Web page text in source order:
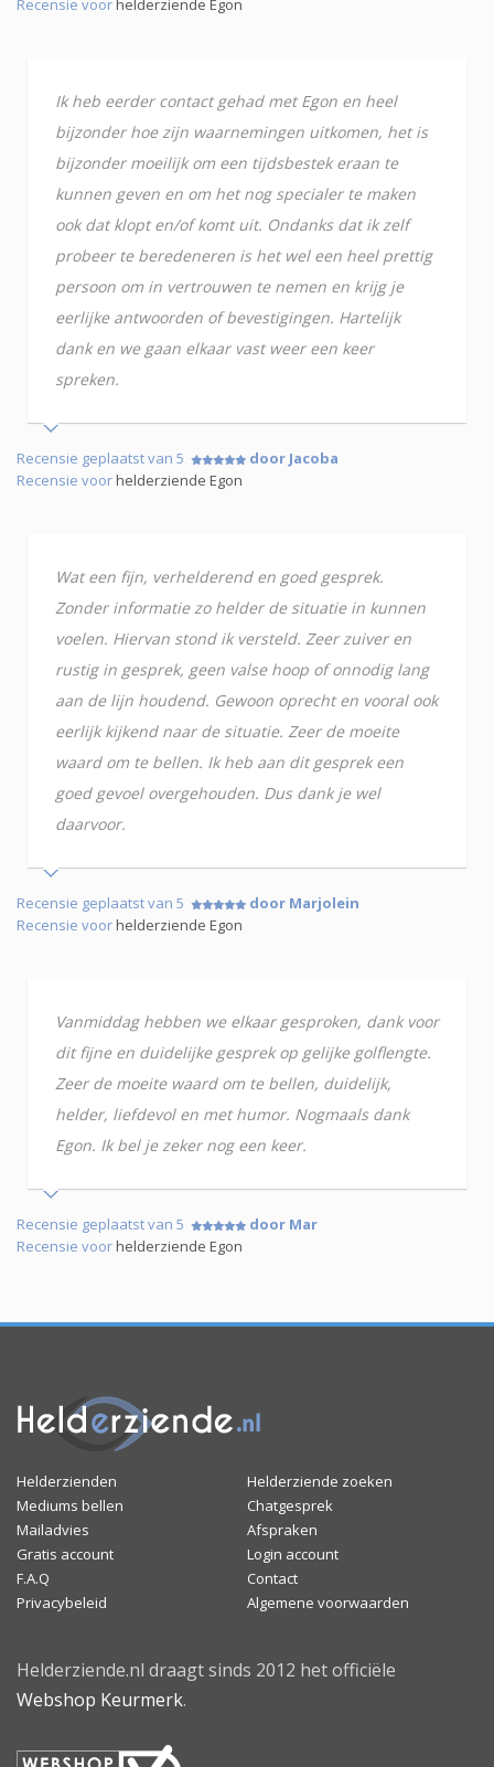
Recensie voorhelderziende Egon
Ik heb eerder contact gehad met Egon en heel
bijzonder hoe zijn waarnemingen uitkomen, het is
bijzonder moeilijk om een tijdsbestek eraan te
kunnen geven en om het nog specialer te maken
ook dat klopt en/of komt uit. Ondanks dat ik zelf
probeer te beredeneren is het wel een heel prettig
persoon om in vertrouwen te nemen en krijg je
eerlijke antwoorden of bevestigingen. Hartelijk
dank en we gaan elkaar vast weer een keer
spreken.
Recensie geplaatst van 5
door Jacoba
Recensie voorhelderziende Egon
Wat een fijn, verhelderend en goed gesprek.
Zonder informatie zo helder de situatie in kunnen
voelen. Hiervan stond ik versteld. Zeer zuiver en
rustig in gesprek, geen valse hoop of onnodig lang
aan de lijn houdend. Gewoon oprecht en vooral ook
eerlijk kijkend naar de situatie. Zeer de moeite
waard om te bellen. Ik heb aan dit gesprek een
goed gevoel overgehouden. Dus dank je wel
daarvoor.
Recensie geplaatst van 5
door Marjolein
Recensie voorhelderziende Egon
Vanmiddag hebben we elkaar gesproken, dank voor
dit fijne en duidelijke gesprek op gelijke golflengte.
Zeer de moeite waard om te bellen, duidelijk,
helder, liefdevol en met humor. Nogmaals dank
Egon. Ik bel je zeker nog een keer.
Recensie geplaatst van 5
door Mar
Recensie voorhelderziende Egon
Helderzienden
Helderziende zoeken
Mediums bellen
Chatgesprek
Mailadvies
Afspraken
Gratis account
Login account
F.A.Q
Contact
Privacybeleid
Algemene voorwaarden
Helderziende.nl draagt sinds 2012 het officiële
Webshop Keurmerk.